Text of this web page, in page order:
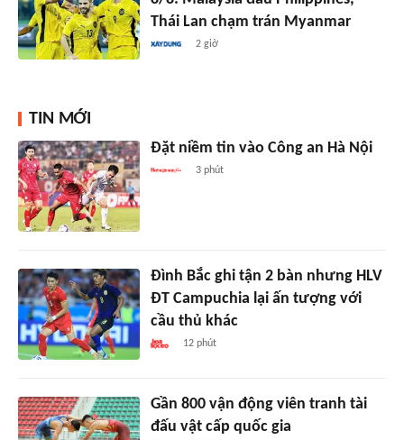
Thái Lan chạm trán Myanmar
2 giờ
TIN MỚI
Đặt niềm tin vào Công an Hà Nội
3 phút
Đình Bắc ghi tận 2 bàn nhưng HLV
ĐT Campuchia lại ấn tượng với
cầu thủ khác
12 phút
Gần 800 vận động viên tranh tài
đấu vật cấp quốc gia